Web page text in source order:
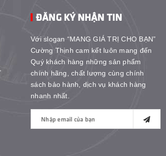
ĐĂNG KÝ NHẬN TIN
Với slogan “MANG GIÁ TRỊ CHO BẠN”
Cường Thịnh cam kết luôn mang đến
Quý khách hàng những sản phẩm
chính hãng, chất lượng cùng chính
sách bảo hành, dịch vụ khách hàng
nhanh nhất.